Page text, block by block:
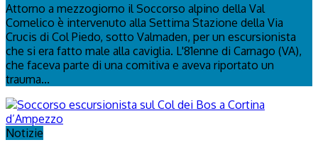
Attorno a mezzogiorno il Soccorso alpino della Val
Comelico è intervenuto alla Settima Stazione della Via
Crucis di Col Piedo, sotto Valmaden, per un escursionista
che si era fatto male alla caviglia. L'81enne di Carnago (VA),
che faceva parte di una comitiva e aveva riportato un
trauma...
Notizie